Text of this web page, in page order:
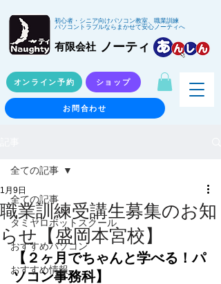
初心者・シニア向けパソコン教室、職業訓練
パソコントラブルならまかせて安心ノーティへ
有限会社 ノーティ
オンライン予約 ショップ
お問合わせ
全ての記事
タミヤロボットスクール
おすすめパソコン
おすすめ情報
全ての記事
職業訓練受講生募集のお知
らせ【盛岡本宮校】
1月9日
【２ヶ月でちゃんと学べる！パ
ソコン事務科】